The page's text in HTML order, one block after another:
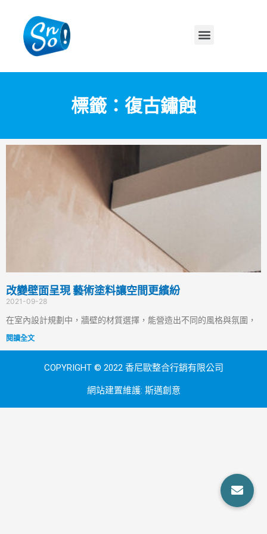
標籤：復古鏽蝕
改變壁面呈現 藝術塗料讓空間更繽紛
2021-09-28
在室內設計規劃中，牆壁的材質選擇，能營造出不同的風格與氛圍，
閱讀全文
COPYRIGHT © 2022 香尼歐整合行銷有限公司
網站建置維護: 斯邁創意